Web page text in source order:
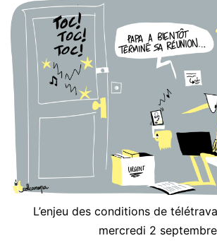
L’enjeu des conditions de
mercredi 2 septembre